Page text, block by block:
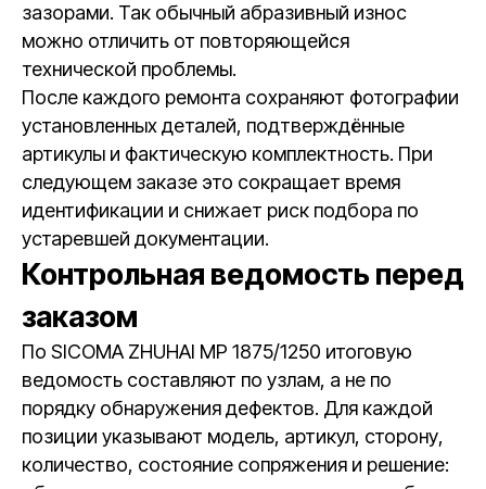
зазорами. Так обычный абразивный износ
можно отличить от повторяющейся
технической проблемы.
После каждого ремонта сохраняют фотографии
установленных деталей, подтверждённые
артикулы и фактическую комплектность. При
следующем заказе это сокращает время
идентификации и снижает риск подбора по
устаревшей документации.
Контрольная ведомость перед
заказом
По SICOMA ZHUHAI MP 1875/1250 итоговую
ведомость составляют по узлам, а не по
порядку обнаружения дефектов. Для каждой
позиции указывают модель, артикул, сторону,
количество, состояние сопряжения и решение: